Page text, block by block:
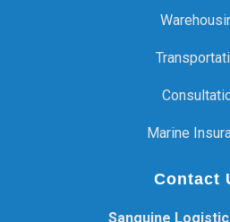
Marine
Contact
Sanguine